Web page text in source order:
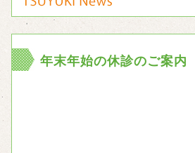
年末年始の休診のご案内